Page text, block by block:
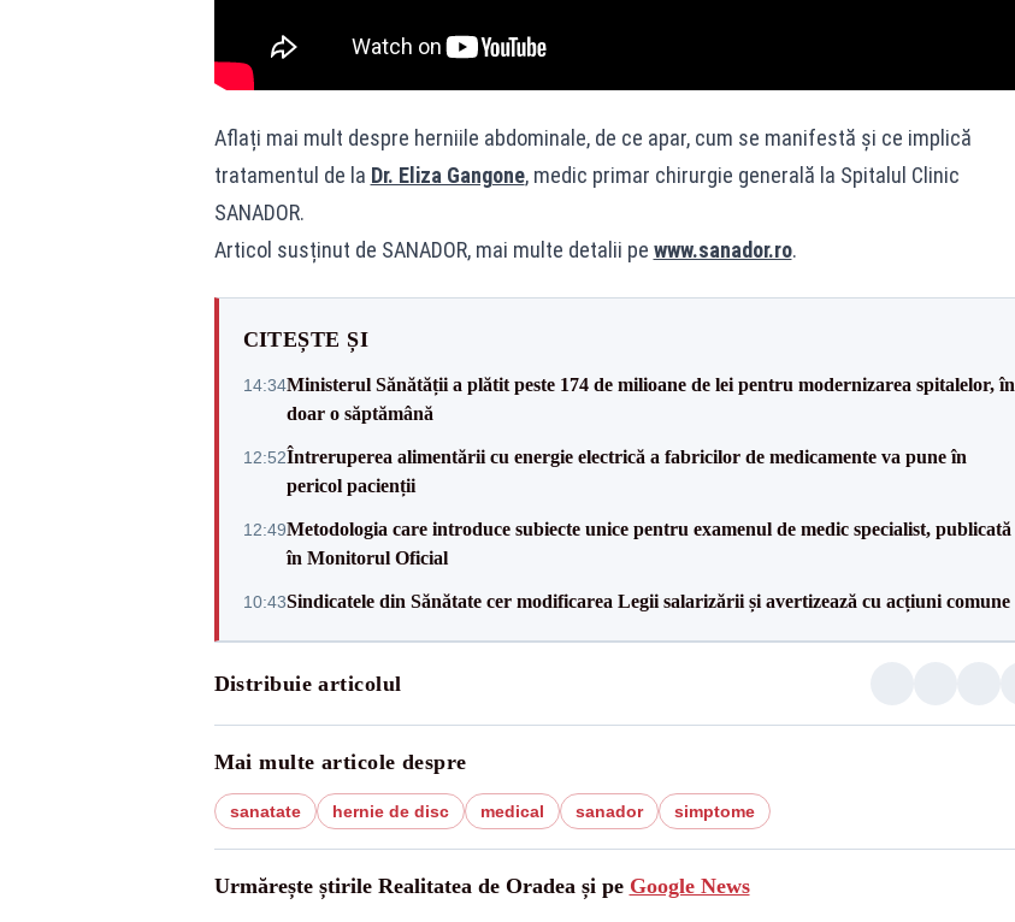
Aflați mai mult despre herniile abdominale, de ce apar, cum se manifestă și ce implică
tratamentul de la Dr. Eliza Gangone, medic primar chirurgie generală la Spitalul Clinic
SANADOR.
Articol susținut de SANADOR, mai multe detalii pe www.sanador.ro.
CITEȘTE ȘI
14:34Ministerul Sănătății a plătit peste 174 de milioane de lei pentru modernizarea spitalelor, în
doar o săptămână
12:52Întreruperea alimentării cu energie electrică a fabricilor de medicamente va pune în
pericol pacienții
12:49Metodologia care introduce subiecte unice pentru examenul de medic specialist, publicată
în Monitorul Oficial
10:43Sindicatele din Sănătate cer modificarea Legii salarizării și avertizează cu acțiuni comune
Distribuie articolul
Mai multe articole despre
sanatate hernie de disc medical sanador simptome
Urmărește știrile Realitatea de Oradea și pe Google News